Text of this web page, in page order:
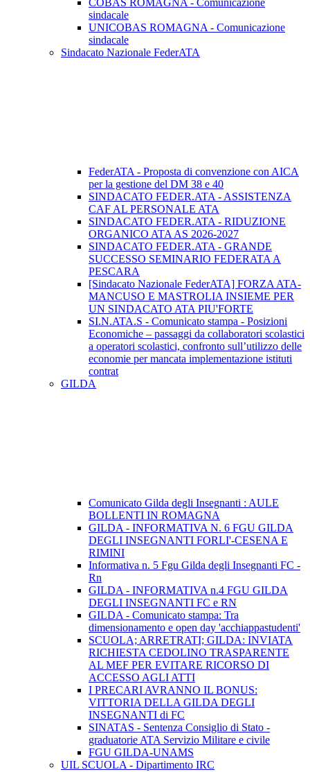
COBAS ROMAGNA - Comunicazione
sindacale
UNICOBAS ROMAGNA - Comunicazione
sindacale
Sindacato Nazionale FederATA
FederATA - Proposta di convenzione con AICA
per la gestione del DM 38 e 40
SINDACATO FEDER.ATA - ASSISTENZA
CAF AL PERSONALE ATA
SINDACATO FEDER.ATA - RIDUZIONE
ORGANICO ATA AS 2026-2027
SINDACATO FEDER.ATA - GRANDE
SUCCESSO SEMINARIO FEDERATA A
PESCARA
[Sindacato Nazionale FederATA] FORZA ATA-
MANCUSO E MASTROLIA INSIEME PER
UN SINDACATO ATA PIU'FORTE
SI.N.ATA.S - Comunicato stampa - Posizioni
Economiche – passaggi da collaboratori scolastici
a operatori scolastici, confronto sull’utilizzo delle
economie per mancata implementazione istituti
contrat
GILDA
Comunicato Gilda degli Insegnanti : AULE
BOLLENTI IN ROMAGNA
GILDA - INFORMATIVA N. 6 FGU GILDA
DEGLI INSEGNANTI FORLI'-CESENA E
RIMINI
Informativa n. 5 Fgu Gilda degli Insegnanti FC -
Rn
GILDA - INFORMATIVA n.4 FGU GILDA
DEGLI INSEGNANTI FC e RN
GILDA - Comunicato stampa: Tra
dimensionamento e open day 'acchiappastudenti'
SCUOLA; ARRETRATI; GILDA: INVIATA
RICHIESTA CEDOLINO TRASPARENTE
AL MEF PER EVITARE RICORSO DI
ACCESSO AGLI ATTI
I PRECARI AVRANNO IL BONUS:
VITTORIA DELLA GILDA DEGLI
INSEGNANTI di FC
SINATAS - Sentenza Consiglio di Stato -
graduatorie ATA Servizio Militare e civile
FGU GILDA-UNAMS
UIL SCUOLA - Dipartimento IRC